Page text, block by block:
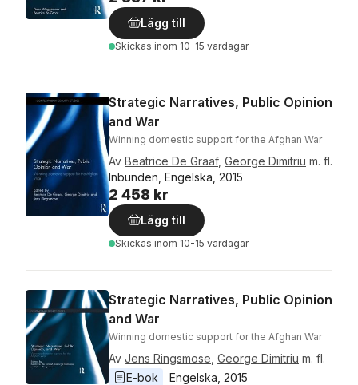
Lägg till
Skickas inom 10-15 vardagar
Strategic Narratives, Public Opinion
and War
Winning domestic support for the Afghan War
Av Beatrice De Graaf, George Dimitriu m. fl.
Inbunden, Engelska, 2015
2 458 kr
Lägg till
Skickas inom 10-15 vardagar
Strategic Narratives, Public Opinion
and War
Winning domestic support for the Afghan War
Av Jens Ringsmose George Dimitriu m. fl.
E-bok
Engelska 2015